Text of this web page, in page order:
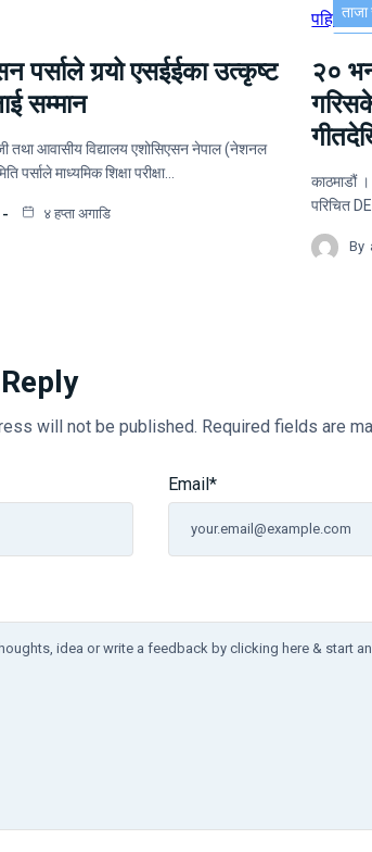
पर्साले गर्‍यो एसईईका उत्कृष्ट
सम्मान
तथा आवासीय विद्यालय एशोसिएसन नेपाल (नेशनल
पर्साले माध्यमिक शिक्षा परीक्षा…
४ हप्ता अगाडि
ताजा
२०
काठमाडौं
परिचित
By
will not be published. Required fields are
Email*